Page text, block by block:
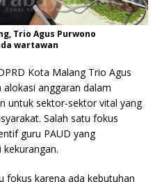
Trio Agus Purwono
wartawan
Kota Malang Trio Agus
anggaran dalam
untuk sektor-sektor vital yang
Salah satu fokus
guru PAUD yang
fokus karena ada kebutuhan